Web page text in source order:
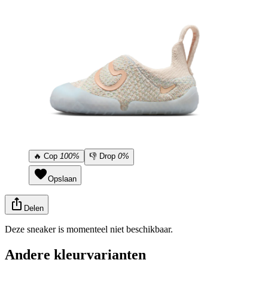
🔥 Cop 100% 👎 Drop 0%
Opslaan
Delen
Deze sneaker is momenteel niet beschikbaar.
Andere kleurvarianten